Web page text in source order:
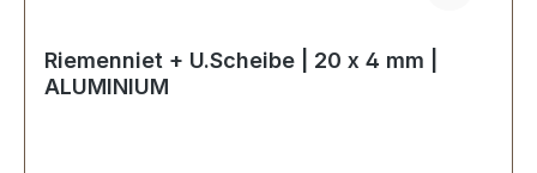
Riemenniet + U.Scheibe | 20 x 4 mm |
ALUMINIUM